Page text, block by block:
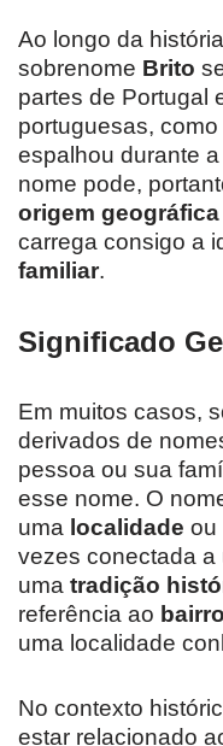
Ao longo da
sobrenome Brito
partes de Portugal
portuguesas,
espalhou durante
nome pode,
origem geográfica
carrega consigo a
familiar.
Significado
Em muitos casos,
derivados de
pessoa ou sua
esse nome. O
uma localidade ou
vezes conectada a
uma tradição
referência ao bairro
uma localidade
No contexto
estar relacionado